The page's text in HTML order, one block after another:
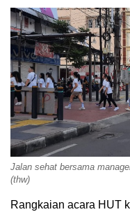
Jalan sehat bersama
(thw)
Rangkaian acara HUT